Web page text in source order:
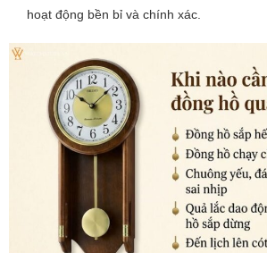
hoạt động bền bỉ và chính xác.